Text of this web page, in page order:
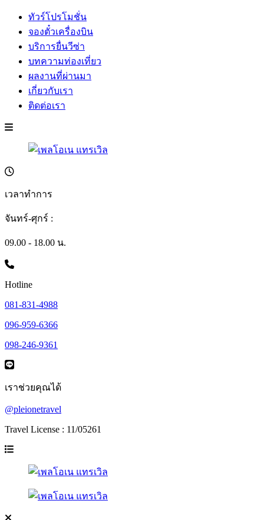
ทัวร์โปรโมชั่น
จองตั๋วเครื่องบิน
บริการยื่นวีซ่า
บทความท่องเที่ยว
ผลงานที่ผ่านมา
เกี่ยวกับเรา
ติดต่อเรา
เวลาทำการ
จันทร์-ศุกร์ :
09.00 - 18.00 น.
Hotline
081-831-4988
096-959-6366
098-246-9361
เราช่วยคุณได้
@pleionetravel
Travel License : 11/05261